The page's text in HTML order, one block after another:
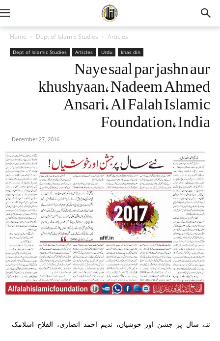
Home Dept of Islamic Studies Articles
Dept of Islamic Studies Articles Urdu khas din
Naye saal par jashn aur
khushyaan, Nadeem Ahmed
Ansari, Al Falah Islamic
Foundation, India
December 27, 2016
نئے سال پر جشن اور خوشیاں، ندیم احمد انصاری، الفلاح اسلامک